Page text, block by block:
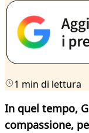
1 min di lettura
In quel tempo,
compassione,